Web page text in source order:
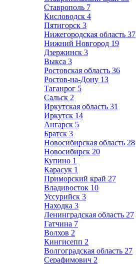
Ставрополь 7
Кисловодск 4
Пятигорск 3
Нижегородская область 37
Нижний Новгород 19
Дзержинск 3
Выкса 3
Ростовская область 36
Ростов-на-Дону 13
Таганрог 5
Сальск 2
Иркутская область 31
Иркутск 14
Ангарск 5
Братск 3
Новосибирская область 28
Новосибирск 20
Купино 1
Карасук 1
Приморский край 27
Владивосток 10
Уссурийск 3
Находка 3
Ленинградская область 27
Гатчина 7
Волхов 2
Кингисепп 2
Волгоградская область 27
Серафимович 2